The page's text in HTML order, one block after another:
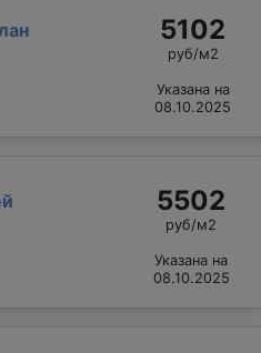
5102
руб/м2
Указана на
08.10.2025
5502
руб/м2
Указана на
08.10.2025